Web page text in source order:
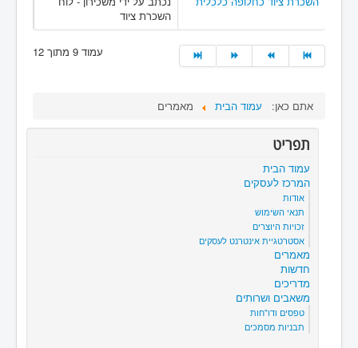
השכרת ציוד
עמוד 9 מתוך 12
אתם כאן: עמוד הבית מאמרים
תפריט
עמוד הבית
המרכז לעסקים
אודות
תנאי השימוש
זכויות היוצרים
אסטרטגיית אינטרנט לעסקים
מאמרים
חדשות
מדריכים
משאבים ושרותים
טפסים ודו"חות
תבניות מסמכים